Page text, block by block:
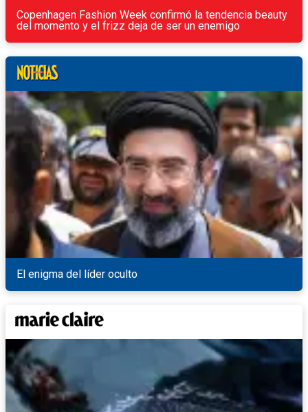
Copenhagen Fashion Week confirmó la tendencia beauty
del momento y el frizz deja de ser un enemigo
El enigma del líder oculto